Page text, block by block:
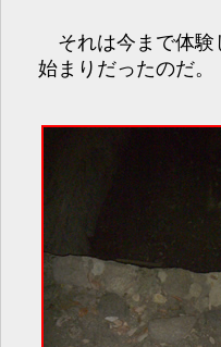
それは今まで体験
始まりだったのだ。